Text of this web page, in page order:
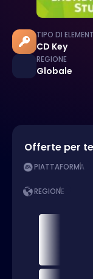
TIPO DI
CD Key
REGIONE
Globale
Offerte per te
PIATTAFORMA
REGIONE